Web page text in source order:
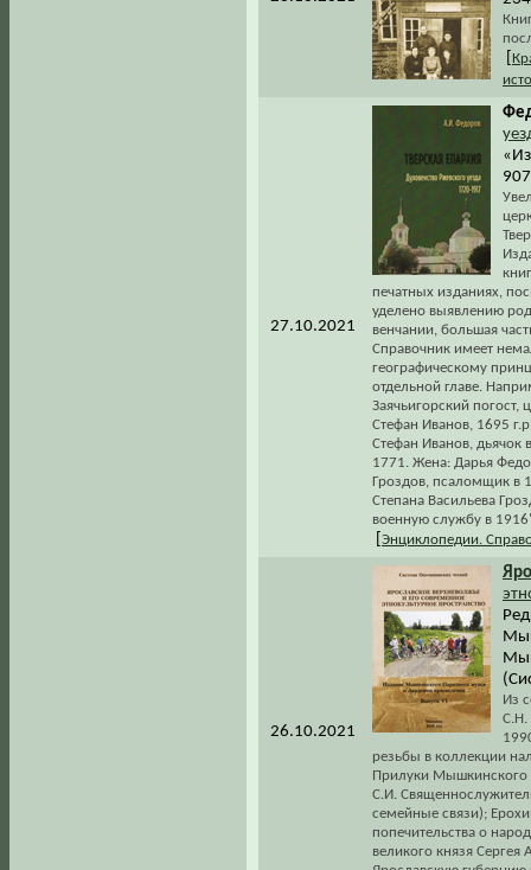
27.10.2021
печатных изданиях,
уделено выявлению
венчании, большая
Справочник имеет
географическому
отдельной главе.
Заячьигорский
Стефан Иванов, 1695
Стефан Иванов, дьячок
1771. Жена: Дарья
Гроздов, псаломщик в
Степана Васильева
военную службу в
Энциклопедии.
26.10.2021
Из
С.Н.
резьбы в коллекции
Прилуки Мышкинского
С.И.
семейные связи);
попечительства о
великого князя